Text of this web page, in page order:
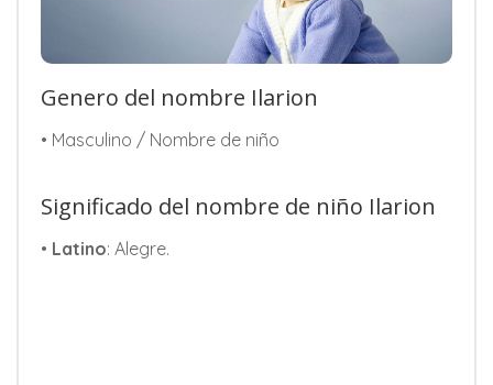
Genero del nombre Ilarion
• Masculino / Nombre de niño
Significado del nombre de niño Ilarion
• Latino: Alegre.